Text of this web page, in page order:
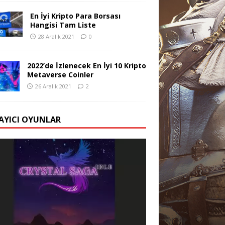
En İyi Kripto Para Borsası
Hangisi Tam Liste
28 Aralık 2021 0
2022’de İzlenecek En İyi 10 Kripto
Metaverse Coinler
26 Aralık 2021 2
OYUNLAR